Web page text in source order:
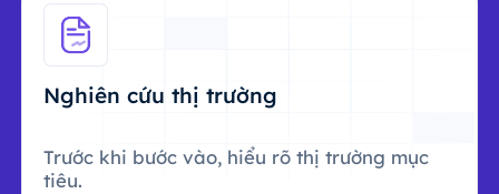
Nghiên cứu thị trường
Trước khi bước vào, hiểu rõ thị trường mục
tiêu.